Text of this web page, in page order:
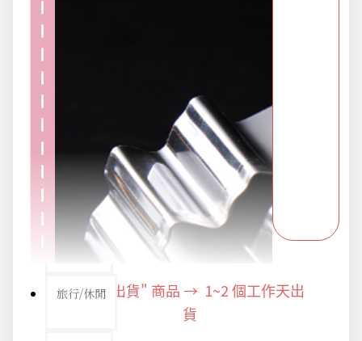
新品上市
旅行/休閒
"快速出貨" 商品 → 1~2 個工作天出
貨